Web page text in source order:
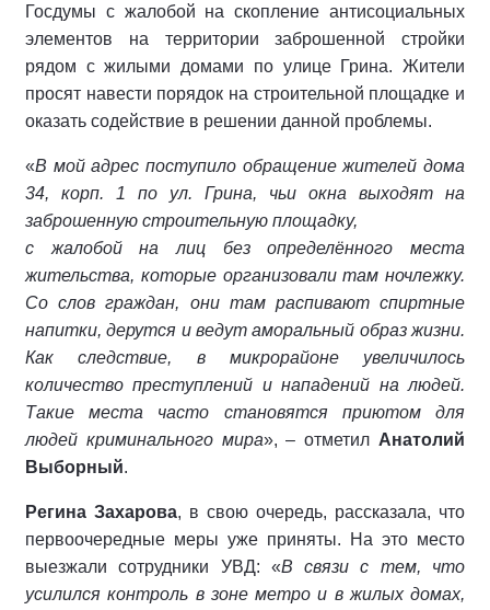
Госдумы с жалобой на скопление антисоциальных
элементов на территории заброшенной стройки
рядом с жилыми домами по улице Грина. Жители
просят навести порядок на строительной площадке и
оказать содействие в решении данной проблемы.
«В мой адрес поступило обращение жителей дома
34, корп. 1 по ул. Грина, чьи окна выходят на
заброшенную строительную площадку,
с жалобой на лиц без определённого места
жительства, которые организовали там ночлежку.
Со слов граждан, они там распивают спиртные
напитки, дерутся и ведут аморальный образ жизни.
Как следствие, в микрорайоне увеличилось
количество преступлений и нападений на людей.
Такие места часто становятся приютом для
людей криминального мира», – отметил Анатолий
Выборный.
Регина Захарова, в свою очередь, рассказала, что
первоочередные меры уже приняты. На это место
выезжали сотрудники УВД: «В связи с тем, что
усилился контроль в зоне метро и в жилых домах,